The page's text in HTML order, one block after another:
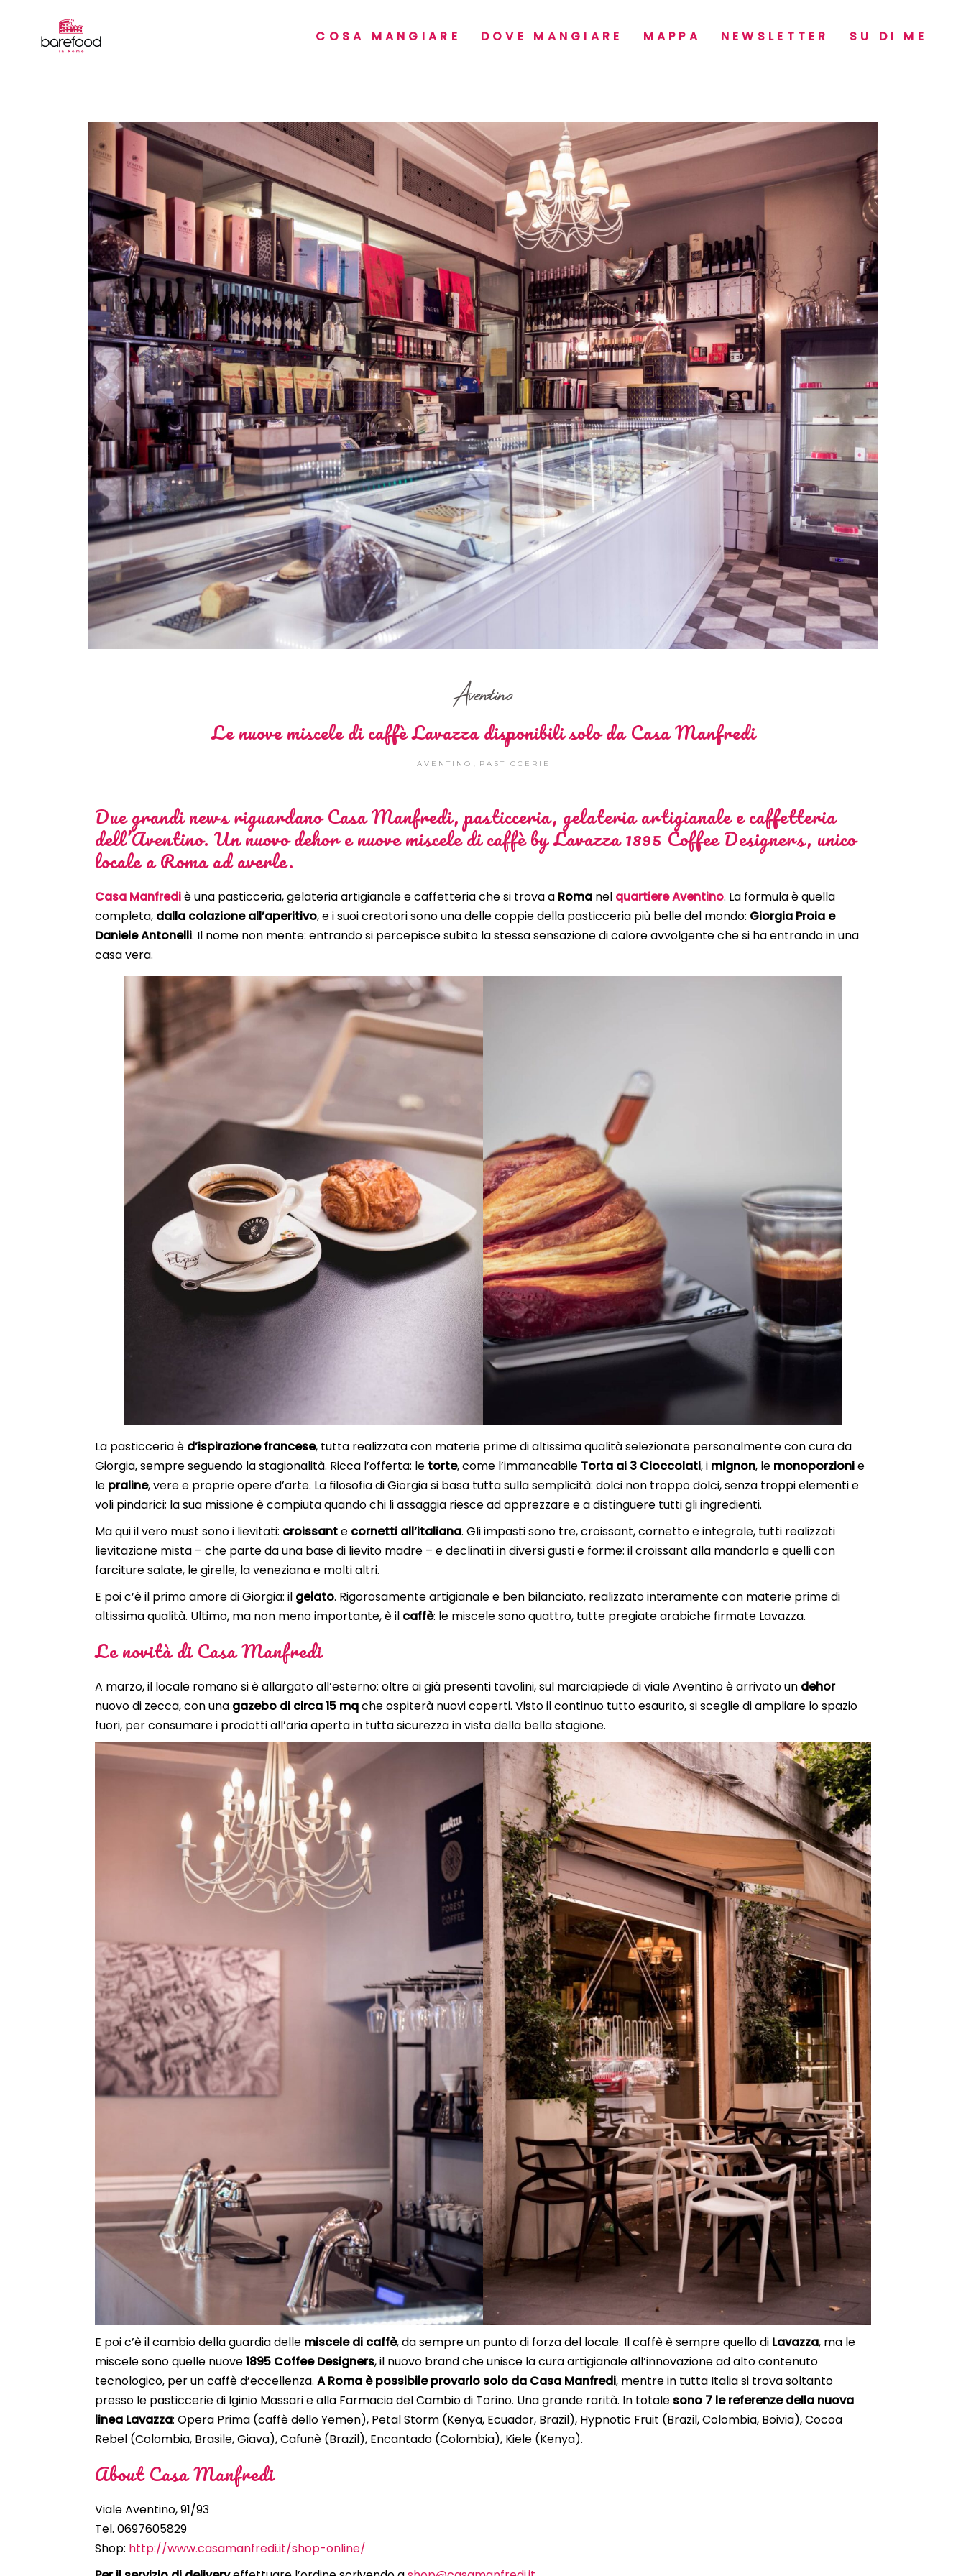
COSA MANGIARE DOVE MANGIARE MAPPA NEWSLETTER SU DI ME
Aventino
Le nuove miscele di caffè Lavazza disponibili solo da Casa Manfredi
AVENTINO , PASTICCERIE
Due grandi news riguardano Casa Manfredi, pasticceria, gelateria artigianale e caffetteria
dell’Aventino. Un nuovo dehor e nuove miscele di caffè by Lavazza 1895 Coffee Designers, unico
locale a Roma ad averle.
Casa Manfrediè una pasticceria, gelateria artigianale e caffetteria che si trova a Roma nel quartiere Aventino. La formula è quella
completa, dalla colazione all’aperitivo, e i suoi creatori sono una delle coppie della pasticceria più belle del mondo: Giorgia Proia e
Daniele Antonelli. Il nome non mente: entrando si percepisce subito la stessa sensazione di calore avvolgente che si ha entrando in una
casa vera.
La pasticceria è d’ispirazione francese, tutta realizzata con materie prime di altissima qualità selezionate personalmente con cura da
Giorgia, sempre seguendo la stagionalità. Ricca l’offerta: le torte, come l’immancabile Torta ai 3 Cioccolati, i mignon, le monoporzionie
le praline, vere e proprie opere d’arte. La filosofia di Giorgia si basa tutta sulla semplicità: dolci non troppo dolci, senza troppi elementi e
voli pindarici; la sua missione è compiuta quando chi li assaggia riesce ad apprezzare e a distinguere tutti gli ingredienti.
Ma qui il vero must sono i lievitati: croissante cornetti all’italiana. Gli impasti sono tre, croissant, cornetto e integrale, tutti realizzati
lievitazione mista – che parte da una base di lievito madre – e declinati in diversi gusti e forme: il croissant alla mandorla e quelli con
farciture salate, le girelle, la veneziana e molti altri.
E poi c’è il primo amore di Giorgia: il gelato. Rigorosamente artigianale e ben bilanciato, realizzato interamente con materie prime di
altissima qualità. Ultimo, ma non meno importante, è il caffè: le miscele sono quattro, tutte pregiate arabiche firmate Lavazza.
Le novità di Casa Manfredi
A marzo, il locale romano si è allargato all’esterno: oltre ai già presenti tavolini, sul marciapiede di viale Aventino è arrivato un dehor
nuovo di zecca, con una gazebo di circa 15 mqche ospiterà nuovi coperti. Visto il continuo tutto esaurito, si sceglie di ampliare lo spazio
fuori, per consumare i prodotti all’aria aperta in tutta sicurezza in vista della bella stagione.
E poi c’è il cambio della guardia delle miscele di caffè, da sempre un punto di forza del locale. Il caffè è sempre quello di Lavazza, ma le
miscele sono quelle nuove1895 Coffee Designers, il nuovo brand che unisce la cura artigianale all’innovazione ad alto contenuto
tecnologico, per un caffè d’eccellenza. A Roma è possibile provarlo solo da Casa Manfredi, mentre in tutta Italia si trova soltanto
presso le pasticcerie di Iginio Massari e alla Farmacia del Cambio di Torino. Una grande rarità. In totale sono 7 le referenze della nuova
linea Lavazza: Opera Prima (caffè dello Yemen), Petal Storm (Kenya, Ecuador, Brazil), Hypnotic Fruit (Brazil, Colombia, Boivia), Cocoa
Rebel (Colombia, Brasile, Giava), Cafunè (Brazil), Encantado (Colombia), Kiele (Kenya).
About Casa Manfredi
Viale Aventino, 91/93
Tel. 0697605829
Shop: http://www.casamanfredi.it/shop-online/